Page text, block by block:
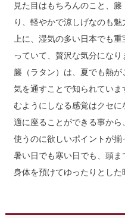
見た目はもちろんのこと、
り、軽やかで涼しげなのも
上に、湿気の多い日本でも
っていて、贅沢な気分にな
籐（ラタン）は、夏でも熱
気を通すことで知られてい
むようにしなる感覚はクセ
適に座ることができる事か
使うのに欲しいポイントが揃
暑い日でも寒い日でも、頭
身体を預けてゆったりとした